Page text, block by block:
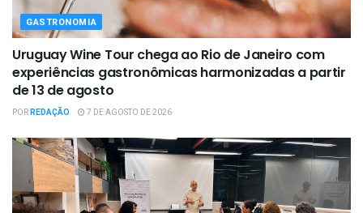
GASTRONOMIA
Uruguay Wine Tour chega ao Rio de Janeiro com
experiências gastronômicas harmonizadas a partir
de 13 de agosto
PORREDAÇÃO 7 DE AGOSTO DE 2026